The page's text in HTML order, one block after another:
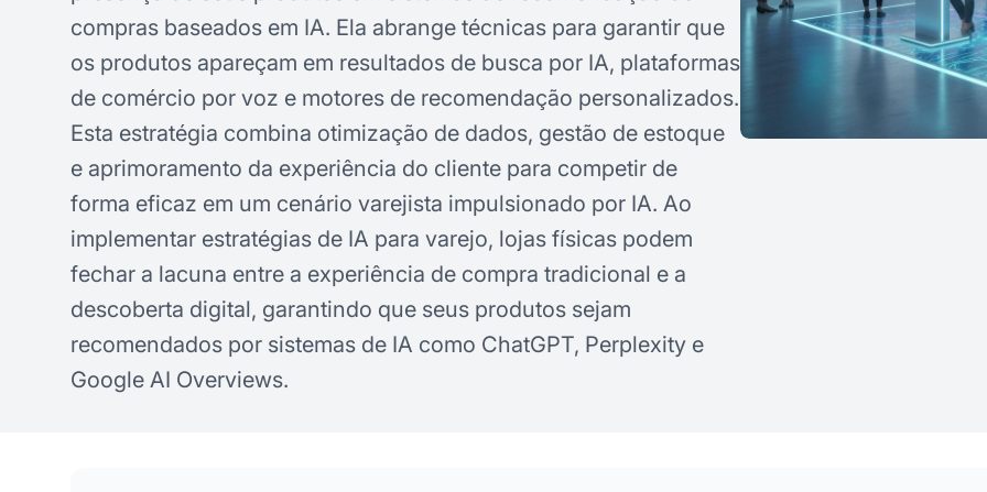
compras baseados em IA. Ela abrange técnicas para garantir que
os produtos apareçam em resultados de busca por IA, plataformas
de comércio por voz e motores de recomendação personalizados.
Esta estratégia combina otimização de dados, gestão de estoque
e aprimoramento da experiência do cliente para competir de
forma eficaz em um cenário varejista impulsionado por IA. Ao
implementar estratégias de IA para varejo, lojas físicas podem
fechar a lacuna entre a experiência de compra tradicional e a
descoberta digital, garantindo que seus produtos sejam
recomendados por sistemas de IA como ChatGPT, Perplexity e
Google AI Overviews.